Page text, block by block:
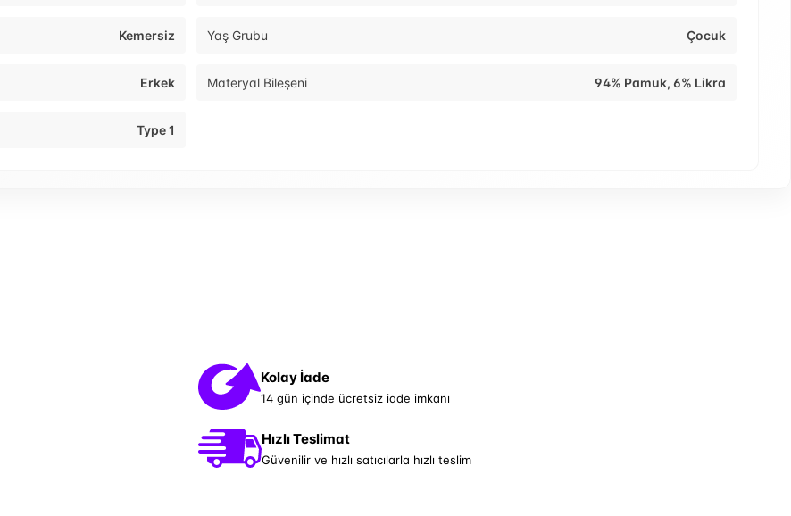
Kemersiz Yaş Grubu Çocuk
Erkek Materyal Bileşeni 94% Pamuk, 6% Likra
Type 1
Kolay İade
14 gün içinde ücretsiz iade imkanı
Hızlı Teslimat
Güvenilir ve hızlı satıcılarla hızlı teslim